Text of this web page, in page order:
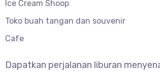
Ice Cream Shoop
Toko buah tangan dan souvenir
Cafe
Dapatkan perjalanan liburan